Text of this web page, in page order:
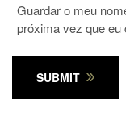
Guardar o meu
próxima vez que eu
SUBMIT